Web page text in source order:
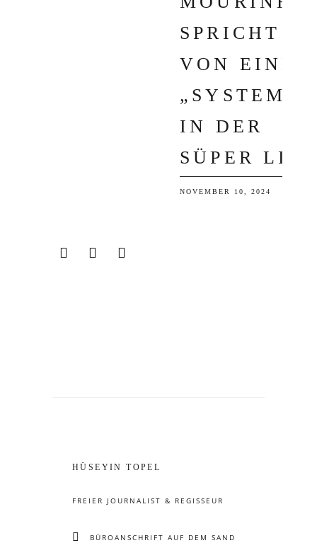
PRICHT V
ON EINEM „
SYSTEM“ I
N DER S
ÜPER LIG
NOVEMBER 10, 2024
HÜSEYIN TOPEL
FREIER JOURNALIST & REGISSEUR
BÜROANSCHRIFT AUF DEM SAND